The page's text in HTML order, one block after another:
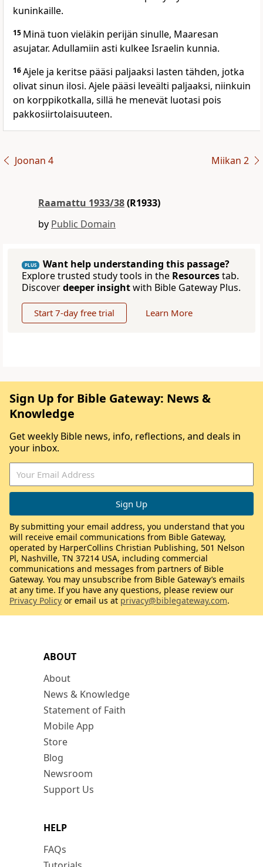
kuninkaille.
15 Minä tuon vieläkin perijän sinulle, Maaresan
asujatar. Adullamiin asti kulkee Israelin kunnia.
16Ajele ja keritse pääsi paljaaksi lasten tähden, jotka
olivat sinun ilosi. Ajele pääsi leveälti paljaaksi, niinkuin
on korppikotkalla, sillä he menevät luotasi pois
pakkosiirtolaisuuteen.
Joonan 4 Miikan 2
Raamattu 1933/38(R1933)
by Public Domain
PLUS
Want help understanding this passage?
Explore trusted study tools in the Resourcestab.
Discoverdeeper insightwith Bible Gateway Plus.
Start 7-day free trial Learn More
ABOUT
About
News & Knowledge
Statement of Faith
Mobile App
Store
Blog
Newsroom
Support Us
HELP
FAQs
Sign Up for Bible Gateway: News &
Knowledge
Get weekly Bible news, info, reflections, and deals in
your inbox.
By submitting your email address, you understand that you
will receive email communications from Bible Gateway,
operated by HarperCollins Christian Publishing, 501 Nelson
Pl, Nashville, TN 37214 USA, including commercial
communications and messages from partners of Bible
Gateway. You may unsubscribe from Bible Gateway’s emails
at any time. If you have any questions, please review our
Privacy Policy or email us at privacy@biblegateway.com.